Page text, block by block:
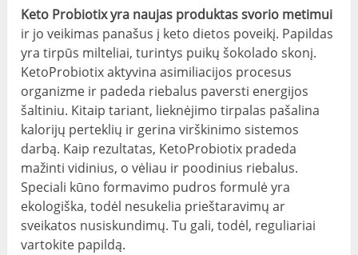
Keto Probiotix yra naujas produktas svorio metimui
ir jo veikimas panašus į keto dietos poveikį. Papildas
yra tirpūs milteliai, turintys puikų šokolado skonį.
KetoProbiotix aktyvina asimiliacijos procesus
organizme ir padeda riebalus paversti energijos
šaltiniu. Kitaip tariant, lieknėjimo tirpalas pašalina
kalorijų perteklių ir gerina virškinimo sistemos
darbą. Kaip rezultatas, KetoProbiotix pradeda
mažinti vidinius, o vėliau ir poodinius riebalus.
Speciali kūno formavimo pudros formulė yra
ekologiška, todėl nesukelia prieštaravimų ar
sveikatos nusiskundimų. Tu gali, todėl, reguliariai
vartokite papildą.